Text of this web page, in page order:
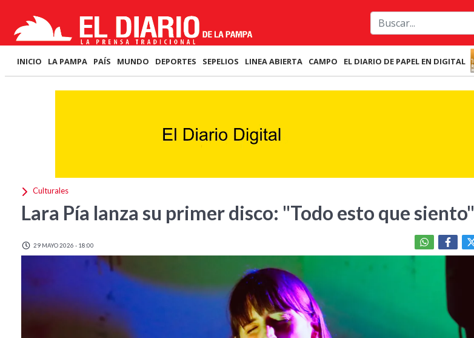
INICIO LA PAMPA PAÍS MUNDO DEPORTES SEPELIOS LINEA ABIERTA CAMPO EL DIARIO DE PAPEL EN DIGITAL
Culturales
Lara Pía lanza su primer disco: "Todo esto que siento"
29 MAYO 2026 - 18:00